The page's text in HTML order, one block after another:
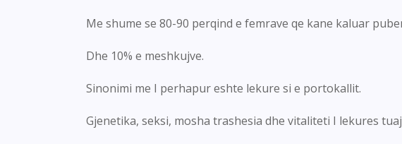
Me shume se 80-90 perqind e femrave qe kane kaluar
Dhe 10% e meshkujve.
Sinonimi me I perhapur eshte lekure si e portokallit.
Gjenetika, seksi, mosha trashesia dhe vitaliteti I lekures